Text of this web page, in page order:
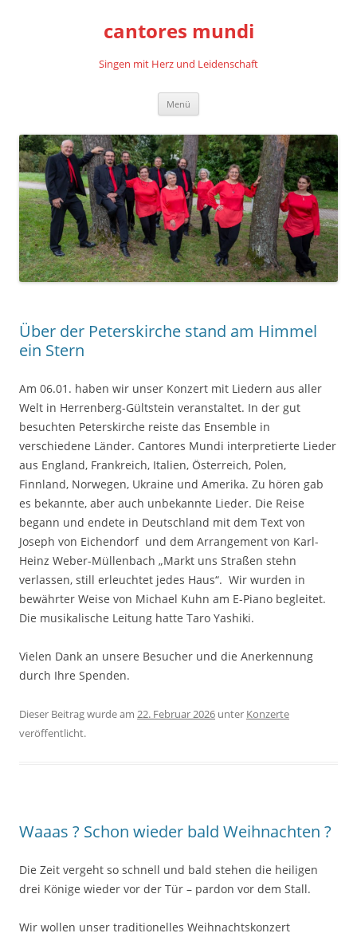
cantores mundi
Singen mit Herz und Leidenschaft
Menü
Über der Peterskirche stand am Himmel
ein Stern
Am 06.01. haben wir unser Konzert mit Liedern aus aller
Welt in Herrenberg-Gültstein veranstaltet. In der gut
besuchten Peterskirche reiste das Ensemble in
verschiedene Länder. Cantores Mundi interpretierte Lieder
aus England, Frankreich, Italien, Österreich, Polen,
Finnland, Norwegen, Ukraine und Amerika. Zu hören gab
es bekannte, aber auch unbekannte Lieder. Die Reise
begann und endete in Deutschland mit dem Text von
Joseph von Eichendorf und dem Arrangement von Karl-
Heinz Weber-Müllenbach „Markt uns Straßen stehn
verlassen, still erleuchtet jedes Haus“. Wir wurden in
bewährter Weise von Michael Kuhn am E-Piano begleitet.
Die musikalische Leitung hatte Taro Yashiki.
Vielen Dank an unsere Besucher und die Anerkennung
durch Ihre Spenden.
Dieser Beitrag wurde am 22. Februar 2026 unter Konzerte
veröffentlicht.
Waaas ? Schon wieder bald Weihnachten ?
Die Zeit vergeht so schnell und bald stehen die heiligen
drei Könige wieder vor der Tür – pardon vor dem Stall.
Wir wollen unser traditionelles Weihnachtskonzert